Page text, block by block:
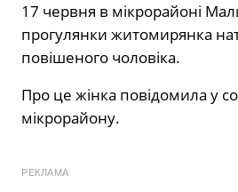
17 червня в мікрорайоні
прогулянки житомирянка
повішеного чоловіка.
Про це жінка повідомила у
мікрорайону.
РЕКЛАМА